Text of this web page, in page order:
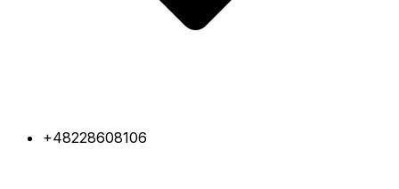
+48228608106